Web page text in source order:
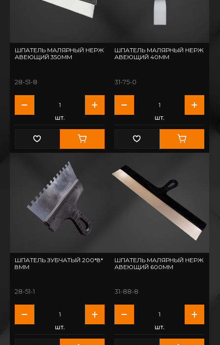
ШПАТЕЛЬ МАЛЯРНЫЙ НЕРЖ
АВЕЮЩИЙ 350ММ
28-51-8
шт.
ШПАТЕЛЬ МАЛЯРНЫЙ НЕРЖ
АВЕЮЩИЙ 40ММ
31-75-0
шт.
ШПАТЕЛЬ ЗУБЧАТЫЙ 200*8*
8ММ
28-51-1
шт.
ШПАТЕЛЬ МАЛЯРНЫЙ НЕРЖ
АВЕЮЩИЙ 600ММ
31-88-8
шт.